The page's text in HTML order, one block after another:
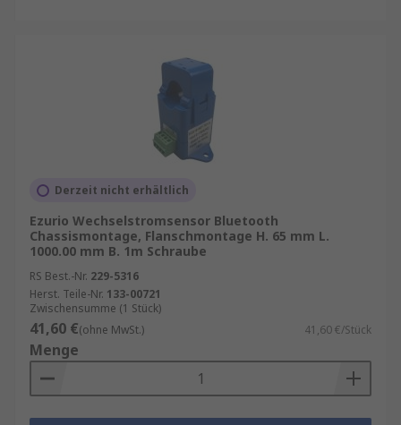
Derzeit nicht erhältlich
Ezurio Wechselstromsensor Bluetooth
Chassismontage, Flanschmontage H. 65 mm L.
1000.00 mm B. 1m Schraube
RS Best.-Nr. 229-5316
Herst. Teile-Nr. 133-00721
Zwischensumme (1 Stück)
41,60 €(ohne MwSt.) 41,60 €/Stück
Menge